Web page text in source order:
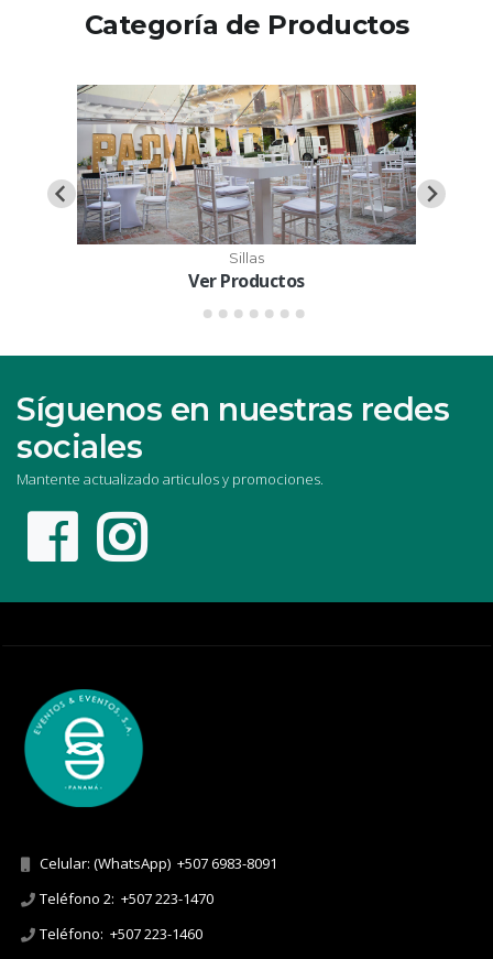
Categoría de Productos
Sillas
Ver Productos
Síguenos en nuestras redes
sociales
Mantente actualizado articulos y promociones.
Celular: (WhatsApp) +507 6983-8091
Teléfono 2: +507 223-1470
Teléfono: +507 223-1460